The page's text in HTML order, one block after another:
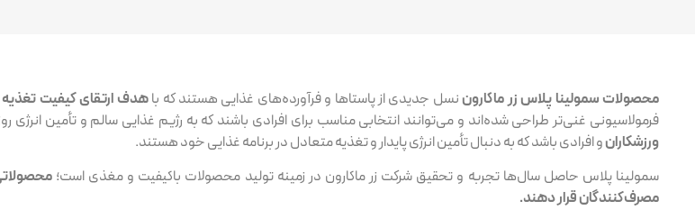
محصولات سمولینا پلاس زر ماکارون نسل جدیدی از پاستاها و فرآورده‌های غذایی هستند که باهدف ارتقای کیفیت
فرمولاسیونی غنی‌تر طراحی شده‌اند و می‌توانند انتخابی مناسب برای افرادی باشند که به رژیم غذایی سالم و تأمین
ورزشکارانو افرادی باشد که به دنبال تأمین انرژی پایدار و تغذیه متعادل در برنامه غذایی خود هستند.
سمولینا پلاس حاصل سال‌ها تجربه و تحقیق شرکت زر ماکارون در زمینه تولید محصولات باکیفیت و مغذی است؛
مصرف‌کنندگان قرار دهند.